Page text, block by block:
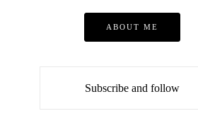
ABOUT ME
Subscribe and follow